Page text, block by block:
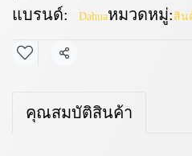
แบรนด์:
Dahuaหมวดหมู่: สิน
แชร์
คุณสมบัติสินค้า